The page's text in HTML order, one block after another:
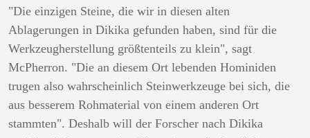
"Die einzigen Steine, die wir in diesen alten
Ablagerungen in Dikika gefunden haben, sind für die
Werkzeugherstellung größtenteils zu klein", sagt
McPherron. "Die an diesem Ort lebenden Hominiden
trugen also wahrscheinlich Steinwerkzeuge bei sich, die
aus besserem Rohmaterial von einem anderen Ort
stammten". Deshalb will der Forscher nach Dikika